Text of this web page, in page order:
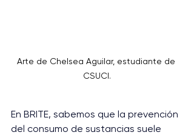
Arte de Chelsea Aguilar, estudiante de
CSUCI.
En BRITE, sabemos que la prevención
del consumo de sustancias suele